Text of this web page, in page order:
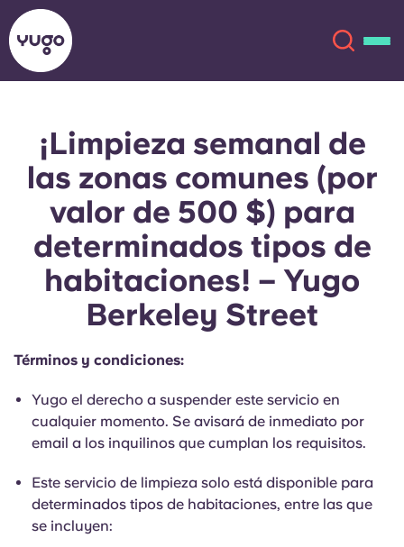
Acerca de
Ubicaciones
Más
English (GB)
Chinese
Elige un país
Elige una ciudad
Elige una residencia
Iniciar sesión
Reserva ahora
English (GB)
English (US)
Chinese Español
Català Deutsch
¡Limpieza semanal de
las zonas comunes (por
valor de 500 $) para
determinados tipos de
habitaciones! – Yugo
Berkeley Street
Términos y condiciones:
Yugo el derecho a suspender este servicio en
cualquier momento. Se avisará de inmediato por
email a los inquilinos que cumplan los requisitos.
Este servicio de limpieza solo está disponible para
determinados tipos de habitaciones, entre las que
se incluyen: